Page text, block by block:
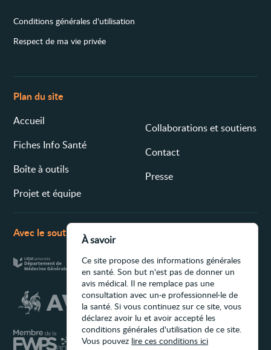
Conditions générales d'utilisation
Respect de ma vie privée
Plan du site
Accueil
Fiches Info Santé
Boîte à outils
Projet et équipe
Collaborations et soutiens
Contact
Presse
Avec le soutien de
À savoir
Ce site propose des informations générales
en santé. Son but n'est pas de donner un
avis médical. Il ne remplace pas une
consultation avec un·e professionnel·le de
la santé. Si vous continuez sur ce site, vous
déclarez avoir lu et avoir accepté les
conditions générales d'utilisation de ce site.
Vous pouvez lire ces conditions ici